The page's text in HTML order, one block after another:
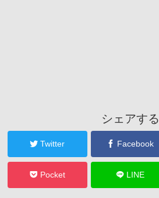
シェアする
Twitter Facebook
Pocket LINE